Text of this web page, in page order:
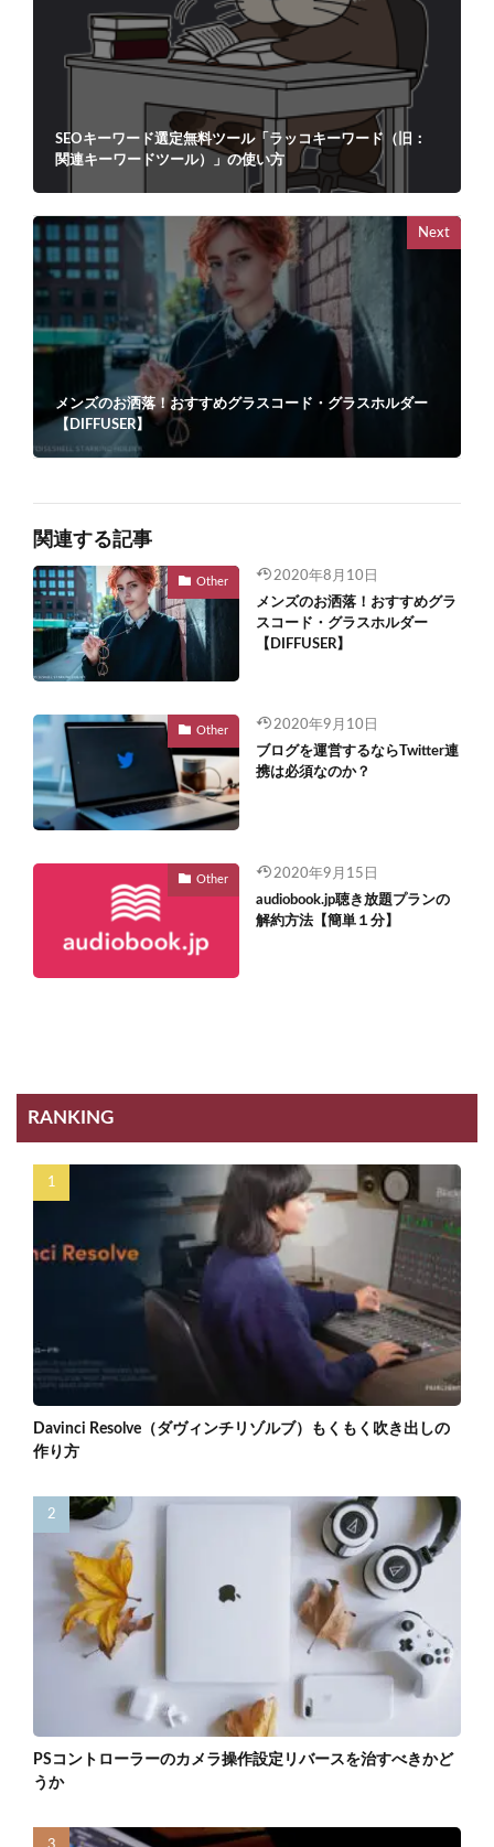
SEOキーワード選定無料ツール「ラッコキーワード（旧：
関連キーワードツール）」の使い方
Next
メンズのお洒落！おすすめグラスコード・グラスホルダー
【DIFFUSER】
関連する記事
Other
2020年8月10日
メンズのお洒落！おすすめグラ
スコード・グラスホルダー
【DIFFUSER】
Other
2020年9月10日
ブログを運営するならTwitter連
携は必須なのか？
Other
2020年9月15日
audiobook.jp聴き放題プランの
解約方法【簡単１分】
RANKING
Davinci Resolve（ダヴィンチリゾルブ）もくもく吹き出しの
作り方
PSコントローラーのカメラ操作設定リバースを治すべきかど
うか